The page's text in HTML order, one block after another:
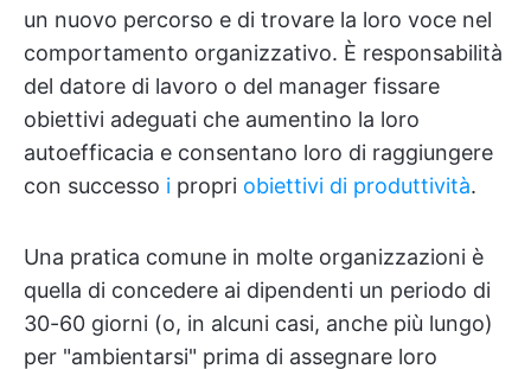
un nuovo percorso e di trovare la loro voce nel
comportamento organizzativo. È responsabilità
del datore di lavoro o del manager fissare
obiettivi adeguati che aumentino la loro
autoefficacia e consentano loro di raggiungere
con successo i propri obiettivi di produttività.
Una pratica comune in molte organizzazioni è
quella di concedere ai dipendenti un periodo di
30-60 giorni (o, in alcuni casi, anche più lungo)
per "ambientarsi" prima di assegnare loro